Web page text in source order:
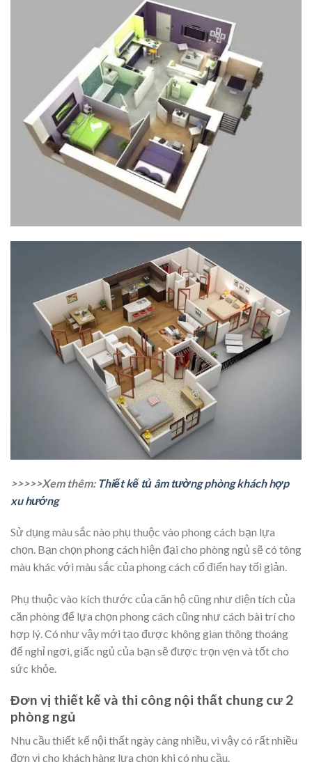
>>>>>Xem thêm: Thiết kế tủ âm tường phòng khách hợp
xu hướng
Sử dụng màu sắc nào phụ thuộc vào phong cách bạn lựa
chọn. Bạn chọn phong cách hiện đại cho phòng ngủ sẽ có tông
màu khác với màu sắc của phong cách cổ điển hay tối giản.
Phụ thuộc vào kích thước của căn hộ cũng như diện tích của
căn phòng để lựa chọn phong cách cũng như cách bài trí cho
hợp lý. Có như vậy mới tạo được không gian thông thoáng
để nghỉ ngơi, giấc ngủ của bạn sẽ được trọn vẹn và tốt cho
sức khỏe.
Đơn vị thiết kế và thi công nội thất chung cư 2
phòng ngủ
Nhu cầu thiết kế nội thất ngày càng nhiều, vì vậy có rất nhiều
đơn vị cho khách hàng lựa chọn khi có nhu cầu.